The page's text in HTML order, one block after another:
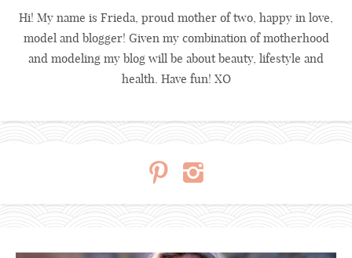
Hi! My name is Frieda, proud mother of two, happy in love,
model and blogger! Given my combination of motherhood
and modeling my blog will be about beauty, lifestyle and
health. Have fun! XO